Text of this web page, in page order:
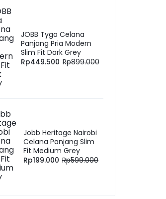
JOBB Tyga Celana
Panjang Pria Modern
Slim Fit Dark Grey
Rp449.500 Rp899.000
Jobb Heritage Nairobi
Celana Panjang Slim
Fit Medium Grey
Rp199.000 Rp599.000